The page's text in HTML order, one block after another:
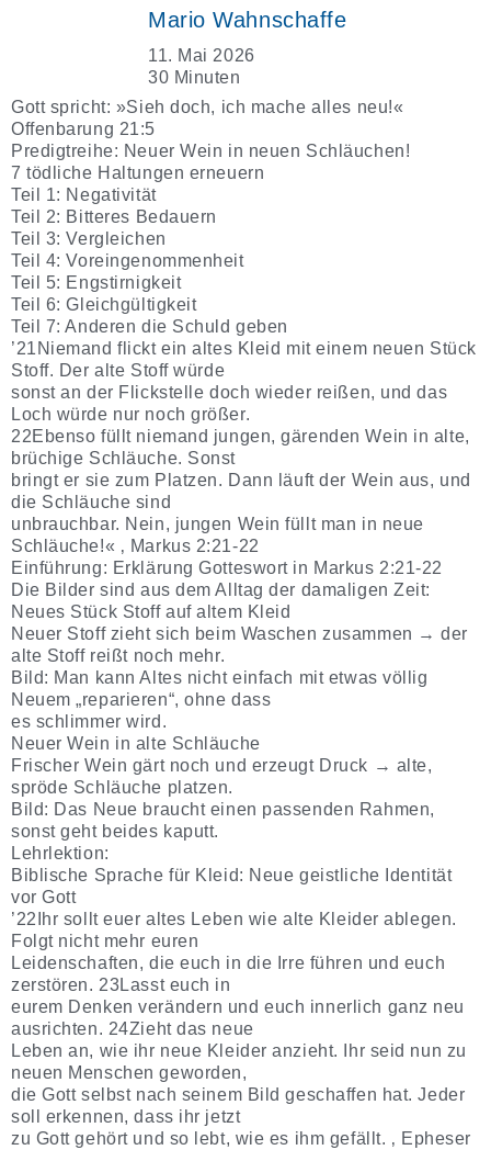
Mario Wahnschaffe
11. Mai 2026
30 Minuten
Gott spricht: »Sieh doch, ich mache alles neu!«
Offenbarung 21:5
Predigtreihe: Neuer Wein in neuen Schläuchen!
7 tödliche Haltungen erneuern
Teil 1: Negativität
Teil 2: Bitteres Bedauern
Teil 3: Vergleichen
Teil 4: Voreingenommenheit
Teil 5: Engstirnigkeit
Teil 6: Gleichgültigkeit
Teil 7: Anderen die Schuld geben
’21Niemand flickt ein altes Kleid mit einem neuen Stück
Stoff. Der alte Stoff würde
sonst an der Flickstelle doch wieder reißen, und das
Loch würde nur noch größer.
22Ebenso füllt niemand jungen, gärenden Wein in alte,
brüchige Schläuche. Sonst
bringt er sie zum Platzen. Dann läuft der Wein aus, und
die Schläuche sind
unbrauchbar. Nein, jungen Wein füllt man in neue
Schläuche!« ‚ Markus 2:21-22
Einführung: Erklärung Gotteswort in Markus 2:21-22
Die Bilder sind aus dem Alltag der damaligen Zeit:
Neues Stück Stoff auf altem Kleid
Neuer Stoff zieht sich beim Waschen zusammen → der
alte Stoff reißt noch mehr.
Bild: Man kann Altes nicht einfach mit etwas völlig
Neuem „reparieren“, ohne dass
es schlimmer wird.
Neuer Wein in alte Schläuche
Frischer Wein gärt noch und erzeugt Druck → alte,
spröde Schläuche platzen.
Bild: Das Neue braucht einen passenden Rahmen,
sonst geht beides kaputt.
Lehrlektion:
Biblische Sprache für Kleid: Neue geistliche Identität
vor Gott
’22Ihr sollt euer altes Leben wie alte Kleider ablegen.
Folgt nicht mehr euren
Leidenschaften, die euch in die Irre führen und euch
zerstören. 23Lasst euch in
eurem Denken verändern und euch innerlich ganz neu
ausrichten. 24Zieht das neue
Leben an, wie ihr neue Kleider anzieht. Ihr seid nun zu
neuen Menschen geworden,
die Gott selbst nach seinem Bild geschaffen hat. Jeder
soll erkennen, dass ihr jetzt
zu Gott gehört und so lebt, wie es ihm gefällt. ‚ Epheser